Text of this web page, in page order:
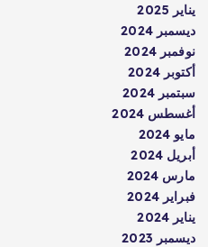
يناير 2025
ديسمبر 2024
نوفمبر 2024
أكتوبر 2024
سبتمبر 2024
أغسطس 2024
مايو 2024
أبريل 2024
مارس 2024
فبراير 2024
يناير 2024
ديسمبر 2023